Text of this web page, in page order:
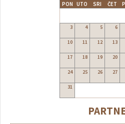
PON UTO SRI ČET
3 4 5 6
10 11 12 13
17 18 19 20
24 25 26 27
31